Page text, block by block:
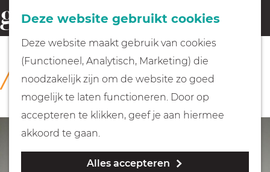
Deze website gebruikt cookies
Deze website maakt gebruik van cookies
(Functioneel, Analytisch, Marketing) die
noodzakelijk zijn om de website zo goed
mogelijk te laten functioneren. Door op
accepteren te klikken, geef je aan hiermee
akkoord te gaan.
Alles accepteren
G
a
Fietsen
Wandelen
Geocachen
o
e
k
e
n
COLLECTIE
Rijksmuseum Muiderslot